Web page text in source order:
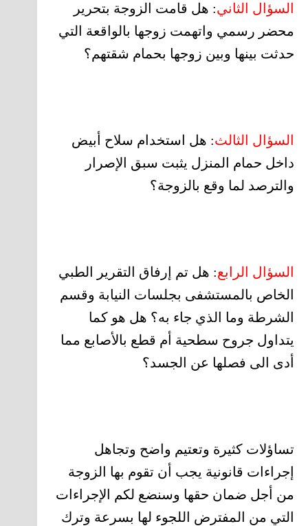
السؤال الثاني: هل قامت الزوجة بتحرير
محضر رسمي واتهمت زوجها بالواقعة التي
حدثت بينها وبين زوجها بحمام شقتهم؟
السؤال الثالث: هل استخدام سلاح أبيض
داخل حمام المنزل يثبت سبق الإصرار
والترصد لما وقع بالزوجة؟
السؤال الرابع: هل تم إرفاق التقرير الطبي
الخاص بالمستشفى بجلسات النيابة وقسم
الشرطة وما الذي جاء به؟ هل هو كما
يتداول جروح سطحية أم قطع بالأصابع مما
أدى الى فصلها عن الجسد؟
تساؤلات كثيرة وتعتيم واضح وتجاهل
إجراءات قانونية يجب أن تقوم بها الزوجة
من أجل ضمان حقها وسنضع لكم الإجراءات
التي من المفترض اللجوء لها بسرعة وترك